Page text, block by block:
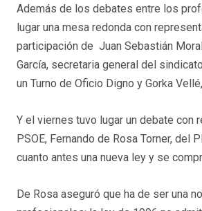
Además de los debates entre los
lugar una mesa redonda con
participación de Juan Sebastián
García, secretaria general del
un Turno de Oficio Digno y Gorka
Y el viernes tuvo lugar un debate
PSOE, Fernando de Rosa Torner,
cuanto antes una nueva ley y se
De Rosa aseguró que ha de ser una